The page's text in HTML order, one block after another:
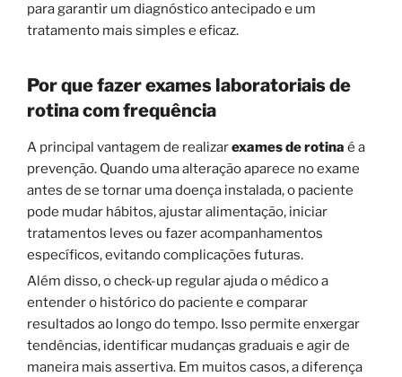
para garantir um diagnóstico antecipado e um
tratamento mais simples e eficaz.
Por que fazer exames laboratoriais de
rotina com frequência
A principal vantagem de realizarexames de rotina é a
prevenção. Quando uma alteração aparece no exame
antes de se tornar uma doença instalada, o paciente
pode mudar hábitos, ajustar alimentação, iniciar
tratamentos leves ou fazer acompanhamentos
específicos, evitando complicações futuras.
Além disso, o check-up regular ajuda o médico a
entender o histórico do paciente e comparar
resultados ao longo do tempo. Isso permite enxergar
tendências, identificar mudanças graduais e agir de
maneira mais assertiva. Em muitos casos, a diferença